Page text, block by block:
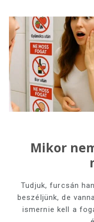
Mikor
Tudjuk, furcsán
beszéljünk, de
ismernie kell a